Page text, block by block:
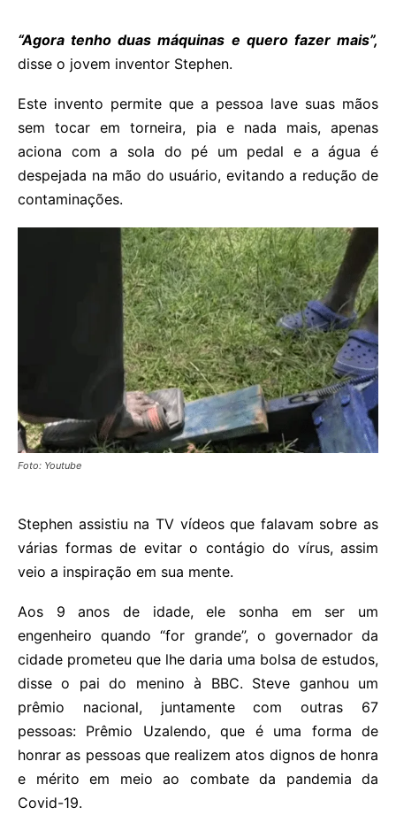
“Agora tenho duas máquinas e quero fazer mais”,
disse o jovem inventor Stephen.
Este invento permite que a pessoa lave suas mãos
sem tocar em torneira, pia e nada mais, apenas
aciona com a sola do pé um pedal e a água é
despejada na mão do usuário, evitando a redução de
contaminações.
Foto: Youtube
Stephen assistiu na TV vídeos que falavam sobre as
várias formas de evitar o contágio do vírus, assim
veio a inspiração em sua mente.
Aos 9 anos de idade, ele sonha em ser um
engenheiro quando “for grande”, o governador da
cidade prometeu que lhe daria uma bolsa de estudos,
disse o pai do menino à BBC. Steve ganhou um
prêmio nacional, juntamente com outras 67
pessoas: Prêmio Uzalendo, que é uma forma de
honrar as pessoas que realizem atos dignos de honra
e mérito em meio ao combate da pandemia da
Covid-19.